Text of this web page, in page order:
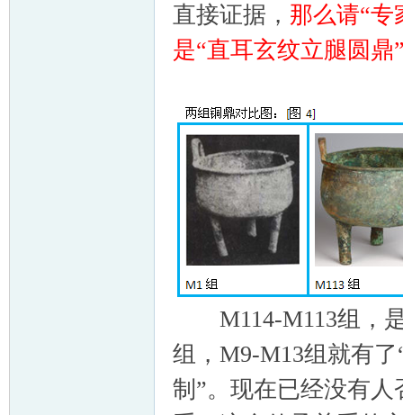
直接证据， 那么请“
是“直耳玄纹立腿圆
M114-M113组，是
组，M9-M13组就有
制”。现在已经没有人